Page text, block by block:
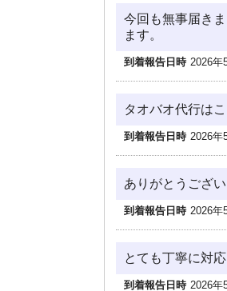
今回も無事届き
ます。
到着報告日時 2026年
タオバオ代行は
到着報告日時 2026年
ありがとうござ
到着報告日時 2026年
とても丁寧に対
到着報告日時 2026年